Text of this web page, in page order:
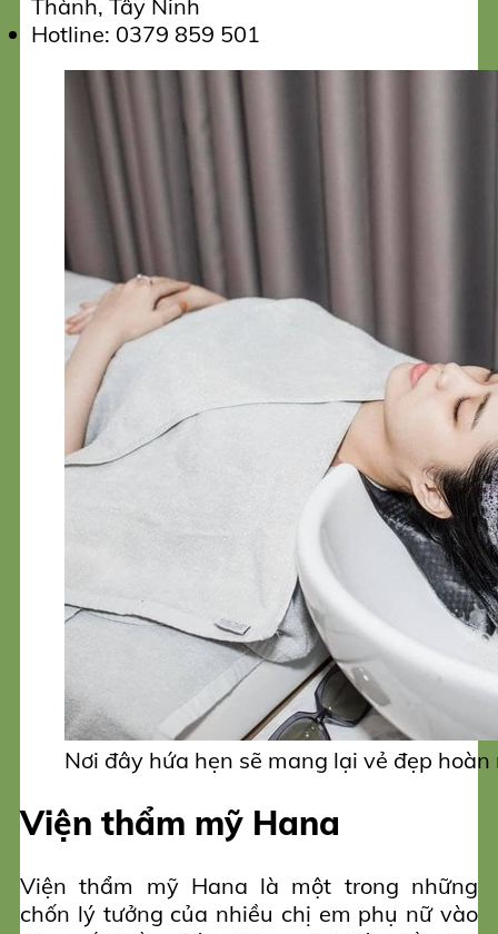
Thành, Tây Ninh
Hotline: 0379 859 501
Nơi đây hứa hẹn sẽ mang lại vẻ đẹp
Viện thẩm mỹ Hana
Viện thẩm mỹ Hana là một trong những
chốn lý tưởng của nhiều chị em phụ nữ vào